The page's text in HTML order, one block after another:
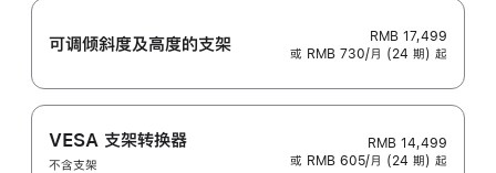
可调倾斜度及高‍度的支‍架
RMB 17,499
或 RMB 730/月 (24 期) 起
VESA 支架转换器
不含支架
RMB 14,499
或 RMB 605/月 (24 期) 起